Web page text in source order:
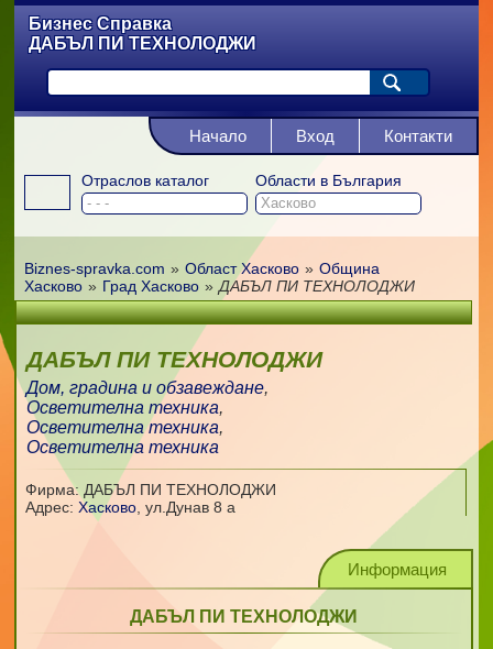
Бизнес Справка
ДАБЪЛ ПИ ТЕХНОЛОДЖИ
Отраслов каталог Области в България
Начало Вход Контакти
Biznes-spravka.com » Област Хасково » Община
Хасково » Град Хасково » ДАБЪЛ ПИ ТЕХНОЛОДЖИ
ДАБЪЛ ПИ ТЕХНОЛОДЖИ
Дом, градина и обзавеждане,
Осветителна техника,
Осветителна техника,
Осветителна техника
Фирма: ДАБЪЛ ПИ ТЕХНОЛОДЖИ
Адрес: Хасково, ул.Дунав 8 а
Информация
ДАБЪЛ ПИ ТЕХНОЛОДЖИ